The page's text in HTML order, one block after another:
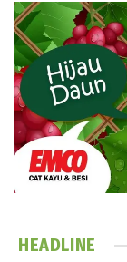
HEADLINE